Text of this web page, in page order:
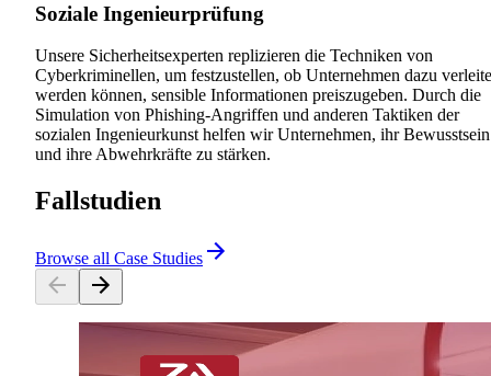
Soziale Ingenieurprüfung
Unsere Sicherheitsexperten replizieren die Techniken von
Cyberkriminellen, um festzustellen, ob Unternehmen dazu
werden können, sensible Informationen preiszugeben. Durch die
Simulation von Phishing-Angriffen und anderen Taktiken der
sozialen Ingenieurkunst helfen wir Unternehmen, ihr Bewusstsein
und ihre Abwehrkräfte zu stärken.
Fallstudien
Browse all Case Studies